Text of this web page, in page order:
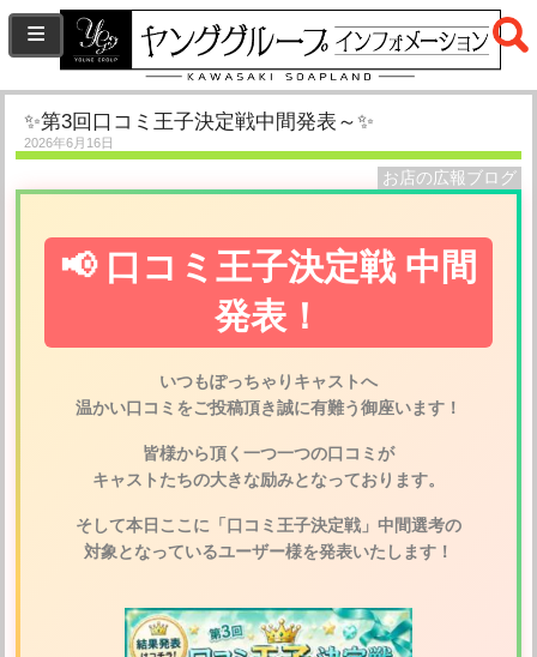
✨第3回口コミ王子決定戦中間発表～✨
2026年6月16日
お店の広報ブログ
📢 口コミ王子決定戦 中間
発表！
いつもぽっちゃりキャストへ
温かい口コミをご投稿頂き誠に有難う御座います！
皆様から頂く一つ一つの口コミが
キャストたちの大きな励みとなっております。
そして本日ここに「口コミ王子決定戦」中間選考の
対象となっているユーザー様を発表いたします！